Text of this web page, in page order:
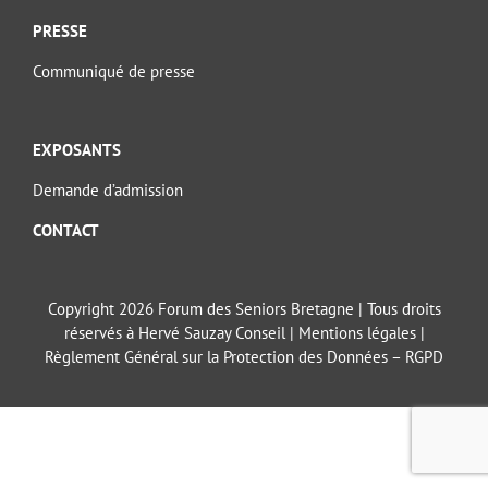
PRESSE
Communiqué de presse
EXPOSANTS
Demande d’admission
CONTACT
Copyright 2026 Forum des Seniors Bretagne | Tous droits
réservés à Hervé Sauzay Conseil | Mentions légales|
Règlement Général sur la Protection des Données – RGPD